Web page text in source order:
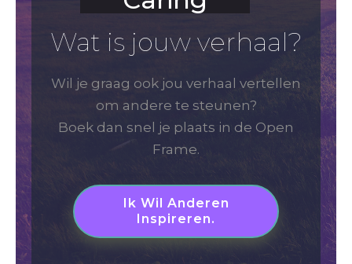
Wat is jouw verhaal?
Wil je graag ook jou verhaal vertellen
om andere te steunen?
Boek dan snel je plaats in de Open
Frame.
Ik Wil Anderen
Inspireren.